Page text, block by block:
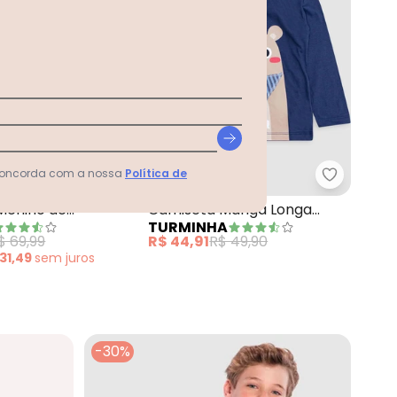
Infantil Menino Dinossauro Azul
Brandili - Camiseta Menino de Cachorro
de
69,99
semjuros
Camiseta Manga Longa
Ursinho Menino Azul
TURMINHA
R$ 44,91R$ 49,90
-30%
com a nossa Política de